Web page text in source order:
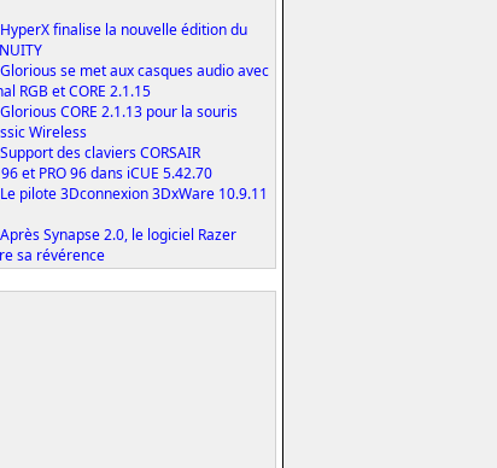
HyperX finalise la nouvelle édition du
Glorious se met aux casques audio avec
RGB et CORE 2.1.15
Glorious CORE 2.1.13 pour la souris
Wireless
Support des claviers CORSAIR
et PRO 96 dans iCUE 5.42.70
Le pilote 3Dconnexion 3DxWare 10.9.11
Après Synapse 2.0, le logiciel Razer
sa révérence